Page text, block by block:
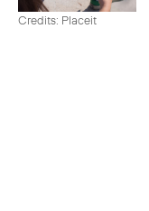
Credits: Placeit